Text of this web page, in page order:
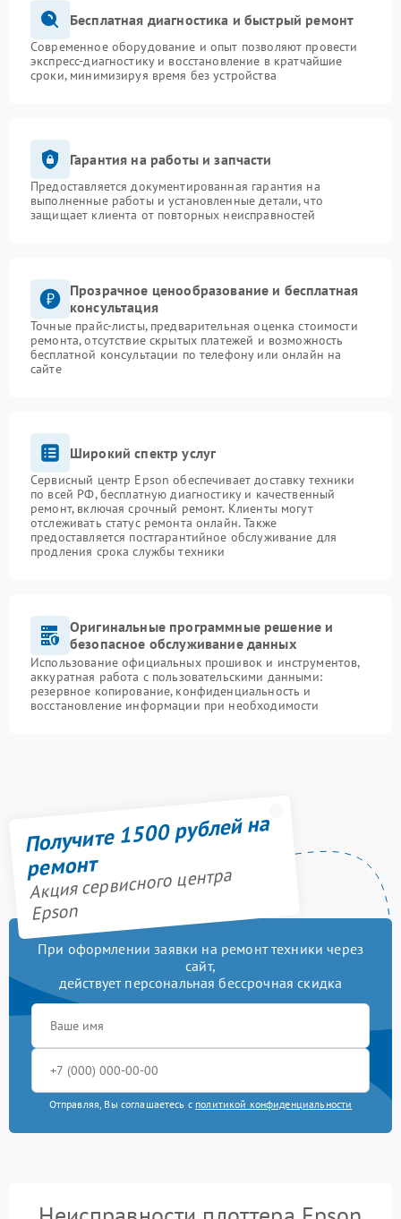
Бесплатная диагностика и быстрый ремонт
Современное оборудование и опыт позволяют провести
экспресс-диагностику и восстановление в кратчайшие
сроки, минимизируя время без устройства
Гарантия на работы и запчасти
Предоставляется документированная гарантия на
выполненные работы и установленные детали, что
защищает клиента от повторных неисправностей
Прозрачное ценообразование и бесплатная
консультация
Точные прайс-листы, предварительная оценка стоимости
ремонта, отсутствие скрытых платежей и возможность
бесплатной консультации по телефону или онлайн на
сайте
Широкий спектр услуг
Сервисный центр Epson обеспечивает доставку техники
по всей РФ, бесплатную диагностику и качественный
ремонт, включая срочный ремонт. Клиенты могут
отслеживать статус ремонта онлайн. Также
предоставляется постгарантийное обслуживание для
продления срока службы техники
Оригинальные программные решение и
безопасное обслуживание данных
Использование официальных прошивок и инструментов,
аккуратная работа с пользовательскими данными:
резервное копирование, конфиденциальность и
восстановление информации при необходимости
Получите 1500 рублей на
ремонт
Акция сервисного центра
Epson
При оформлении заявки на ремонт техники через
сайт,
действует персональная бессрочная скидка
Отправляя, Вы соглашаетесь с политикой конфиденциальности